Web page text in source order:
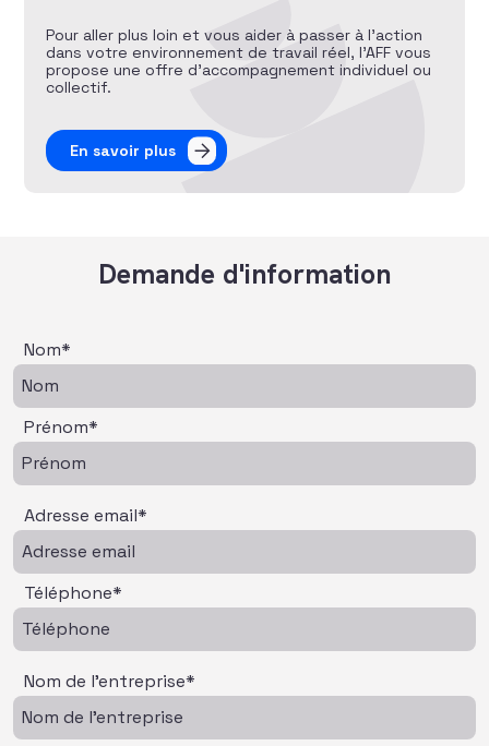
Pour aller plus loin et vous aider à passer à l’action
dans votre environnement de travail réel, l’AFF vous
propose une offre d’accompagnement individuel ou
collectif.
En savoir plus
Demande d'information
Nom*
Prénom*
Adresse email*
Téléphone*
Nom de l'entreprise*